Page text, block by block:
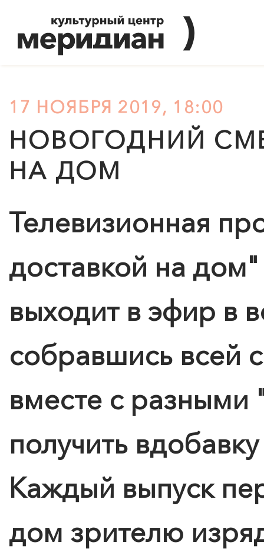
17 НОЯБРЯ 2019, 18:00
НОВОГОДНИЙ
НА ДОМ
Телевизионная
доставкой на
выходит в эфир в
собравшись всей
вместе с разными
получить
Каждый выпуск
дом зрителю